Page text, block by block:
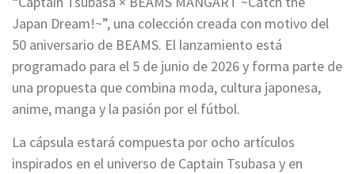
Japan Dream!~”, una colección creada con motivo del
50 aniversario de BEAMS. El lanzamiento está
programado para el 5 de junio de 2026 y forma parte de
una propuesta que combina moda, cultura japonesa,
anime, manga y la pasión por el fútbol.
La cápsula estará compuesta por ocho artículos
inspirados en el universo de Captain Tsubasa y en